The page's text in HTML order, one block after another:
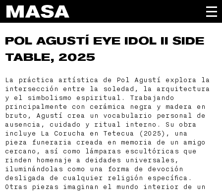
POL AGUSTÍ EYE IDOL II SIDE
TABLE, 2025
La práctica artística de Pol Agustí explora la
intersección entre la soledad, la arquitectura
y el simbolismo espiritual. Trabajando
principalmente con cerámica negra y madera en
bruto, Agustí crea un vocabulario personal de
ausencia, cuidado y ritual interno. Su obra
incluye La Corucha en Tetecua (2025), una
pieza funeraria creada en memoria de un amigo
cercano, así como lámparas escultóricas que
rinden homenaje a deidades universales,
iluminándolas como una forma de devoción
desligada de cualquier religión específica.
Otras piezas imaginan el mundo interior de un